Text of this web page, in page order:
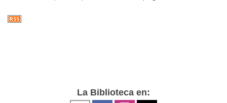
La Biblioteca en: